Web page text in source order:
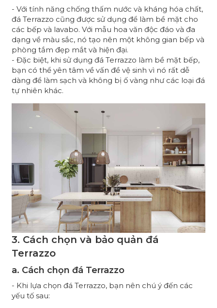
- Với tính năng chống thấm nước và kháng hóa chất,
đá Terrazzo cũng được sử dụng để làm bề mặt cho
các bếp và lavabo. Với mẫu hoa văn độc đáo và đa
dạng về màu sắc, nó tạo nên một không gian bếp và
phòng tắm đẹp mắt và hiện đại.
- Đặc biệt, khi sử dụng đá Terrazzo làm bề mặt bếp,
bạn có thể yên tâm về vấn đề vệ sinh vì nó rất dễ
dàng để làm sạch và không bị ố vàng như các loại đá
tự nhiên khác.
3. Cách chọn và bảo quản đá
Terrazzo
a. Cách chọn đá Terrazzo
- Khi lựa chọn đá Terrazzo, bạn nên chú ý đến các
yếu tố sau: